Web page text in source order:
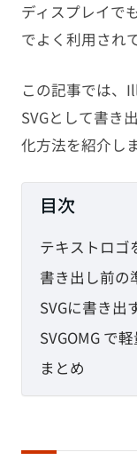
JavaScript
SEO
TAG
EC-CUBE
メール設
ディスプレイで
でよく利用され
この記事では、
SVGとして書き
化方法を紹介しま
目次
テキストロゴ
書き出し前の
SVGに書き出
SVGOMG で
まとめ